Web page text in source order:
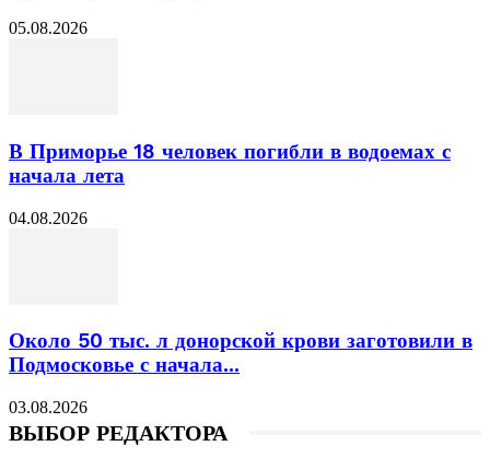
05.08.2026
В Приморье 18 человек погибли в водоемах с
начала лета
04.08.2026
Около 50 тыс. л донорской крови заготовили в
Подмосковье с начала...
03.08.2026
ВЫБОР РЕДАКТОРА